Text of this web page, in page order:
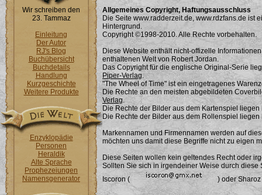
Wir schreiben den
23. Tammaz
Einleitung
Der Autor
RJ's Blog
Buchübersicht
Buchdetails
Handlung
Kurzgeschichte
Weitere Produkte
Enzyklopädie
Personen
Heraldik
Alte Sprache
Prophezeiungen
Namensgenerator
Allgemeines Copyright, Haftungsausschluss
Die Seite www.radderzeit.de, www.rdzfans.de ist
Hintergrund.
Copyright ©1998-2010. Alle Rechte vorbehalten.
Diese Website enthält nicht-offizelle
enthaltenen Welt von Robert Jordan.
Das Copyright für die englische Original-Serie
Piper-Verlag.
"The Wheel of Time" ist ein eingetragenes
Die Rechte an den meisten abgebildeten
Verlag.
Die Rechte der Bilder aus dem Kartenspiel
Die Rechte der Bilder aus dem Rollenspiel
Markennamen und Firmennamen werden auf
möchten uns damit diese Begriffe nicht zu eigen
Diese Seiten wollen kein geltendes Recht oder
Sollten Sie sich in irgendeiner Weise durch
Iscoron (
) oder